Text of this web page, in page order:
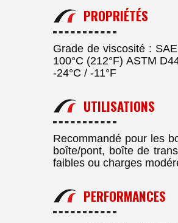
PROPRIÉTÉS
Grade de viscosité :
100°C (212°F) ASTM
-24°C / -11°F
UTILISATIONS
Recommandé pour les
boîte/pont, boîte de
faibles ou charges
PERFORMANCES